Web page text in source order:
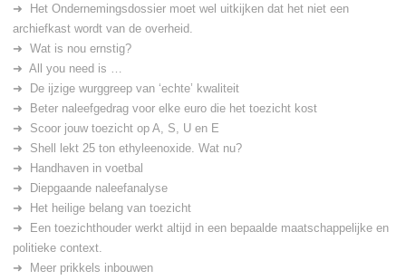
Het Ondernemingsdossier moet wel uitkijken dat het niet een
archiefkast wordt van de overheid.
Wat is nou ernstig?
All you need is …
De ijzige wurggreep van ‘echte’ kwaliteit
Beter naleefgedrag voor elke euro die het toezicht kost
Scoor jouw toezicht op A, S, U en E
Shell lekt 25 ton ethyleenoxide. Wat nu?
Handhaven in voetbal
Diepgaande naleefanalyse
Het heilige belang van toezicht
Een toezichthouder werkt altijd in een bepaalde maatschappelijke en
politieke context.
Meer prikkels inbouwen